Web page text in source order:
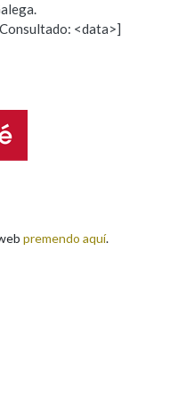
na palabra
<data>]
premendo aquí.